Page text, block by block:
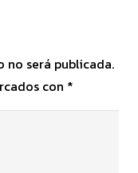
será publicada.
con *